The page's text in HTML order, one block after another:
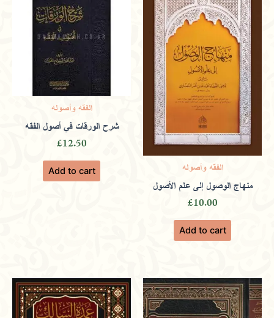
Rated 5
of 5
Facilitating interfaith understanding
through a respectful and educational
selection of books.
Aisha
2024
Dedicated to customer satisfaction,
deliveries of quality publications.
الفقه وأصوله
شرح الورقات في أصول الفقه
£12.50
Add to cart الفقه وأصوله
منهاج الوصول إلى علم الأصول
£10.00
Add to cart